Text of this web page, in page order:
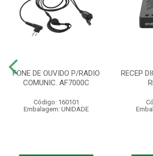
FONE DE OUVIDO P/RADIO
COMUNIC. AF7000C
Código: 160101
Embalagem: UNIDADE
RECEP